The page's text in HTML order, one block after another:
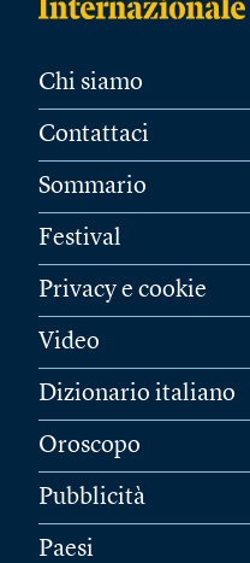
Chi siamo
Contattaci
Sommario
Festival
Privacy e cookie
Video
Dizionario italiano
Oroscopo
Pubblicità
Paesi